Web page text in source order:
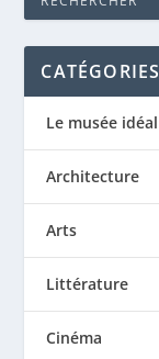
CATÉGORIES
Le musée idéal
Architecture
Arts
Littérature
Cinéma